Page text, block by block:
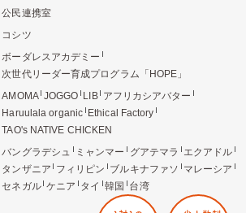
公民連携室
コシツ
ボーダレスアカデミー
次世代リーダー育成プログラム「HOPE」
AMOMA JOGGO LIB アフリカシアバター
Haruulala organic Ethical Factory
TAO's NATIVE CHICKEN
バングラデシュ ミャンマー グアテマラ
エクアドル
タンザニア フィリピン ブルキナファソ マレーシア
セネガル ケニア タイ 韓国 台湾